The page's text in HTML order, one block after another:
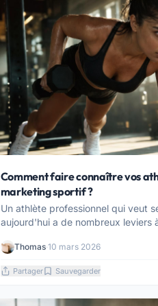
Comment faire connaître vos
marketing sportif ?
Un athlète professionnel qui veut
aujourd'hui a de nombreux leviers
Thomas·10 mars 2026
Partager Sauvegarder